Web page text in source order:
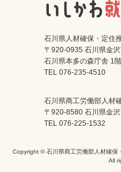
ログイン
石川県人材確保・定住
〒920-0935 石川県金
石川県本多の森庁舎 1階
TEL 076-235-4510
石川県商工労働部人材
〒920-8580 石川県金
TEL 076-225-1532
Copyright © 石川県商工労働部人材確保
All